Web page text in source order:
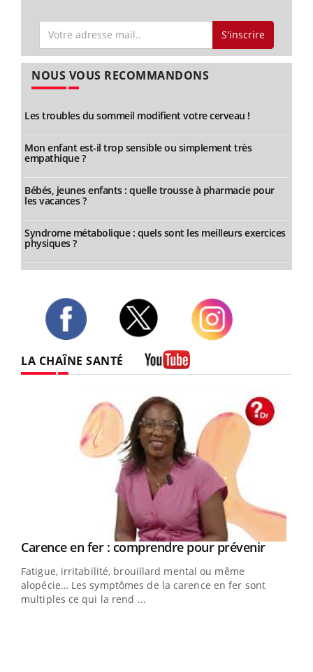
S'inscrire
NOUS VOUS RECOMMANDONS
Les troubles du sommeil modifient votre cerveau !
Mon enfant est-il trop sensible ou simplement très
empathique ?
Bébés, jeunes enfants : quelle trousse à pharmacie pour
les vacances ?
Syndrome métabolique : quels sont les meilleurs exercices
physiques ?
LA CHAÎNE SANTÉ
Youtube
Carence en fer : comprendre pour prévenirYoutube
Fatigue, irritabilité, brouillard mental ou même
alopécie… Les symptômes de la carence en fer sont
multiples ce qui la rend ...